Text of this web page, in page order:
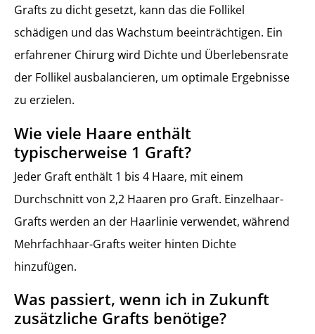
Grafts zu dicht gesetzt, kann das die Follikel
schädigen und das Wachstum beeinträchtigen. Ein
erfahrener Chirurg wird Dichte und Überlebensrate
der Follikel ausbalancieren, um optimale Ergebnisse
zu erzielen.
Wie viele Haare enthält
typischerweise 1 Graft?
Jeder Graft enthält 1 bis 4 Haare, mit einem
Durchschnitt von 2,2 Haaren pro Graft. Einzelhaar-
Grafts werden an der Haarlinie verwendet, während
Mehrfachhaar-Grafts weiter hinten Dichte
hinzufügen.
Was passiert, wenn ich in Zukunft
zusätzliche Grafts benötige?